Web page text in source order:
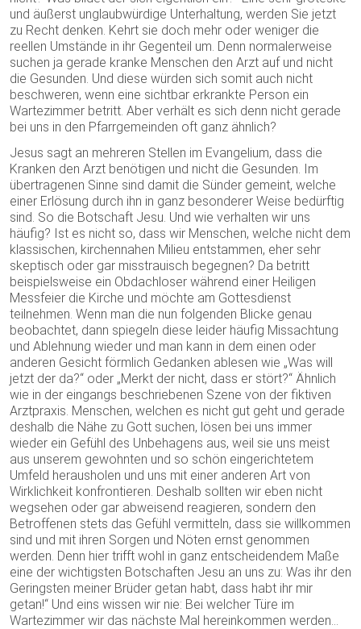
und äußerst unglaubwürdige Unterhaltung, werden Sie jetzt
zu Recht denken. Kehrt sie doch mehr oder weniger die
reellen Umstände in ihr Gegenteil um. Denn normalerweise
suchen ja gerade kranke Menschen den Arzt auf und nicht
die Gesunden. Und diese würden sich somit auch nicht
beschweren, wenn eine sichtbar erkrankte Person ein
Wartezimmer betritt. Aber verhält es sich denn nicht gerade
bei uns in den Pfarrgemeinden oft ganz ähnlich?
Jesus sagt an mehreren Stellen im Evangelium, dass die
Kranken den Arzt benötigen und nicht die Gesunden. Im
übertragenen Sinne sind damit die Sünder gemeint, welche
einer Erlösung durch ihn in ganz besonderer Weise bedürftig
sind. So die Botschaft Jesu. Und wie verhalten wir uns
häufig? Ist es nicht so, dass wir Menschen, welche nicht dem
klassischen, kirchennahen Milieu entstammen, eher sehr
skeptisch oder gar misstrauisch begegnen? Da betritt
beispielsweise ein Obdachloser während einer Heiligen
Messfeier die Kirche und möchte am Gottesdienst
teilnehmen. Wenn man die nun folgenden Blicke genau
beobachtet, dann spiegeln diese leider häufig Missachtung
und Ablehnung wieder und man kann in dem einen oder
anderen Gesicht förmlich Gedanken ablesen wie „Was will
jetzt der da?“ oder „Merkt der nicht, dass er stört?“ Ähnlich
wie in der eingangs beschriebenen Szene von der fiktiven
Arztpraxis. Menschen, welchen es nicht gut geht und gerade
deshalb die Nähe zu Gott suchen, lösen bei uns immer
wieder ein Gefühl des Unbehagens aus, weil sie uns meist
aus unserem gewohnten und so schön eingerichtetem
Umfeld herausholen und uns mit einer anderen Art von
Wirklichkeit konfrontieren. Deshalb sollten wir eben nicht
wegsehen oder gar abweisend reagieren, sondern den
Betroffenen stets das Gefühl vermitteln, dass sie willkommen
sind und mit ihren Sorgen und Nöten ernst genommen
werden. Denn hier trifft wohl in ganz entscheidendem Maße
eine der wichtigsten Botschaften Jesu an uns zu: Was ihr den
Geringsten meiner Brüder getan habt, dass habt ihr mir
getan!“ Und eins wissen wir nie: Bei welcher Türe im
Wartezimmer wir das nächste Mal hereinkommen werden…